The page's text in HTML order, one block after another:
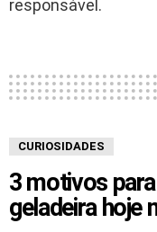
responsável.
CURIOSIDADES
3 motivos
geladeira hoje